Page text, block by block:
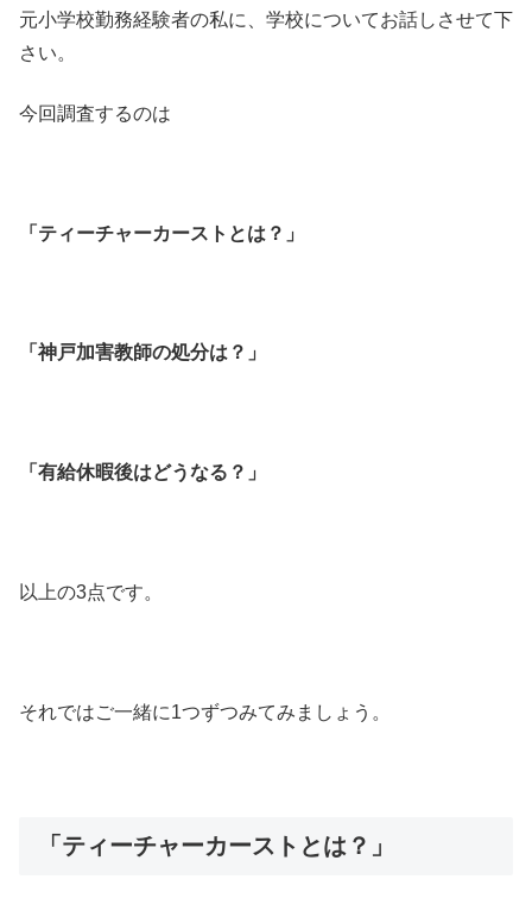
元小学校勤務経験者の私に、学校についてお話しさせて下
さい。
今回調査するのは
「ティーチャーカーストとは？」
「神戸加害教師の処分は？」
「有給休暇後はどうなる？」
以上の3点です。
それではご一緒に1つずつみてみましょう。
「ティーチャーカーストとは？」